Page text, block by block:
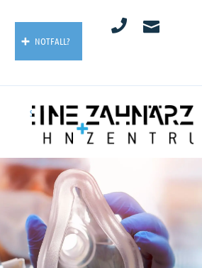
NOTFALL?
SOS | NOTDIENST

